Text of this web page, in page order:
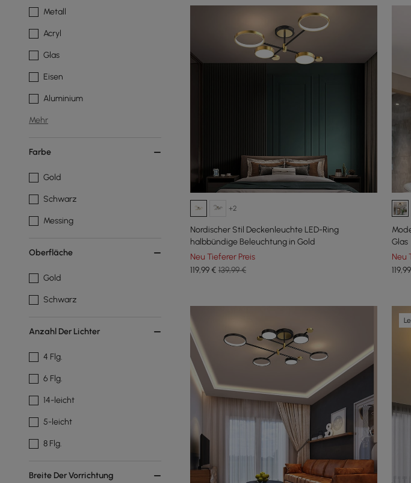
Metall
Acryl
Glas
Eisen
Aluminium
Mehr
Farbe
Gold
Schwarz
Messing
Oberfläche
Gold
Schwarz
Anzahl Der Lichter
4 Flg.
6 Flg.
14-leicht
5-leicht
8 Flg.
Breite Der Vorrichtung
+2
Nordischer Stil Deckenleuchte LED-Ring
halbbündige Beleuchtung in Gold
Neu Tieferer Preis
119,99€ 139,99 €
Glas
Neu
119,99